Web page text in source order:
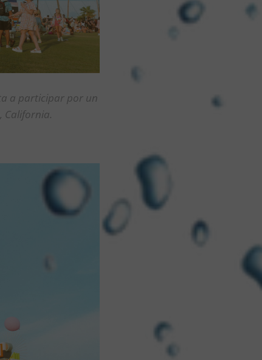
a participar por un
California.